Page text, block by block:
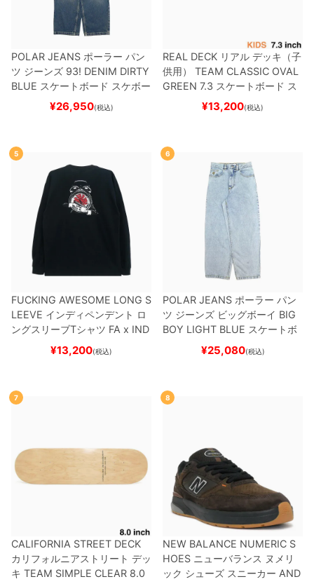
POLAR JEANS ポーラー パン
ツ ジーンズ 93! DENIM DIRTY
BLUE スケートボード スケボー
¥26,950(税込)
REAL DECK リアル デッキ（子
供用）
TEAM CLASSIC OVAL
GREEN 7.3 スケートボード ス
¥13,200(税込)
5
FUCKING AWESOME LONG S
LEEVE インディペンデント ロ
ングスリーブTシャツ FA x IND
EPENDENTHOSTAGE
スケートボード スケボー
¥13,200(税込)
6
POLAR JEANS ポーラー パン
ツ ジーンズ ビッグボーイ BIG
BOY LIGHT BLUE スケートボ
ード スケボー
¥25,080(税込)
7
CALIFORNIA STREET DECK
カリフォルニアストリート デッ
キ TEAM SIMPLE CLEAR 8.0
8
NEW BALANCE NUMERIC S
HOES ニューバランス ヌメリ
ック シューズ スニーカー AND